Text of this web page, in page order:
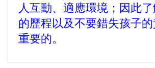
人互動、適應環境；因此
的歷程以及不要錯失孩子
重要的。